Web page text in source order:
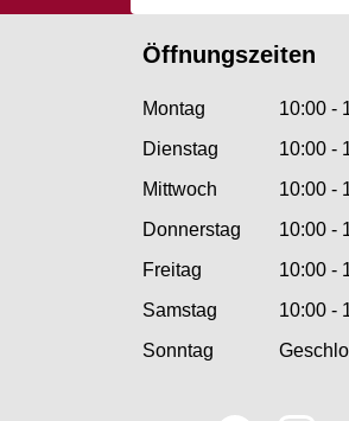
Öffnungszeiten
Montag
10:00 -
Dienstag
10:00 -
Mittwoch
10:00 -
Donnerstag
10:00 -
Freitag
10:00 -
Samstag
10:00 -
Sonntag